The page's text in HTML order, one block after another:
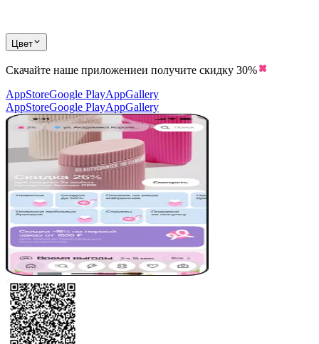
Цвет
Скачайте наше приложениеи получите скидку 30%
AppStoreGoogle PlayAppGallery
AppStoreGoogle PlayAppGallery